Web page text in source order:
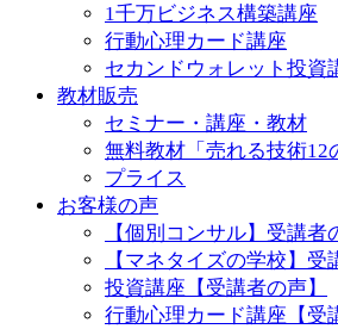
1千万ビジネス構築講座
行動心理カード講座
セカンドウォレット投資
教材販売
セミナー・講座・教材
無料教材「売れる技術12
プライス
お客様の声
【個別コンサル】受講者
【マネタイズの学校】受
投資講座【受講者の声】
行動心理カード講座【受